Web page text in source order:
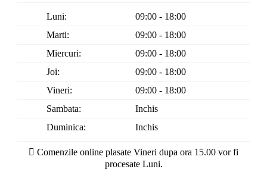
Luni:
09:00 - 18:00
Marti:
09:00 - 18:00
Miercuri:
09:00 - 18:00
Joi:
09:00 - 18:00
Vineri:
09:00 - 18:00
Sambata:
Inchis
Duminica:
Inchis
Comenzile online plasate Vineri dupa ora 15.00 vor fi
procesate Luni.